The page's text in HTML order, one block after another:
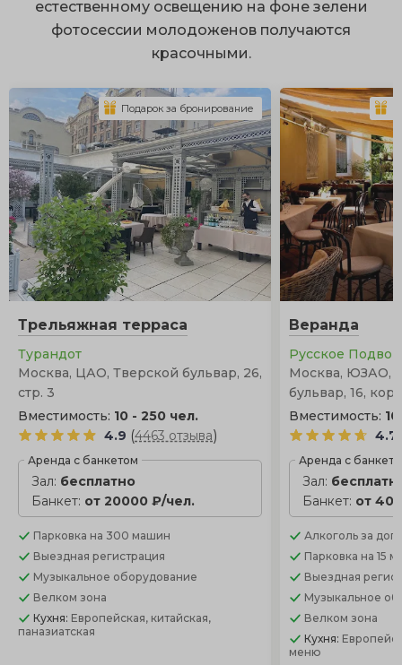
множество локаций для фотосессий;
оборудованные площадки.
огромный простор для воплощения интересных идей.
К эксклюзивным вариантам можно отнести аренду
старинного особняка или шикарной дворянской
усадьбы с искусственными прудами и ландшафтным
парком. По желанию здесь можно установить
белоснежные шатры с драпировкой и заказать
оригинальную сервировку, подходящую по стиль.
естественному освещению на фоне зелени
фотосессии молодоженов получаются
красочными.
Трельяжная терраса
Турандот
Москва, ЦАО, Тверской бульвар, 26,
стр. 3
Вместимость: 10 - 250 чел.
4.9 (4463 отзыва)
Аренда с банкетом
Зал: бесплатно
Банкет: от 20000 ₽/чел.
Парковка на 300 машин
Выездная регистрация
Музыкальное оборудование
Велком зона
Кухня: Европейская, китайская,
паназиатская
Подарок за бронирование
Веранда
Русское
Москва, ЮЗАО,
бульвар, 16,
Вместимость:
4.7
Аренда с
Зал:
Банкет: от
Алкоголь за
Парковка на 15
Выездная
Музыкальное
Велком зона
Кухня:
меню